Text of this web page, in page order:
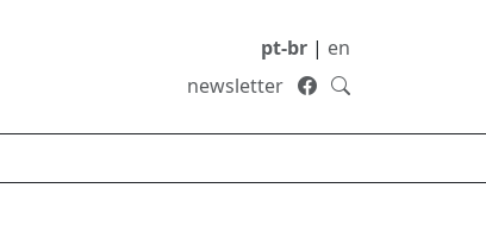
pt-br | en
newsletter